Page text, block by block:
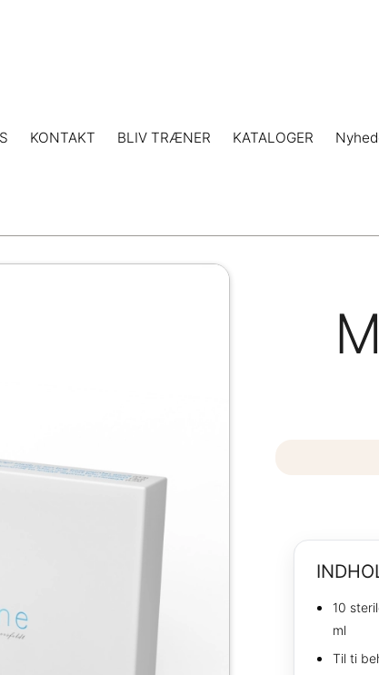
KONTAKT BLIV TRÆNER KATALOGER
10
ml
Til ti